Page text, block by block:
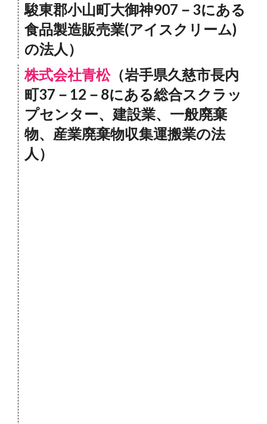
駿東郡小山町大御神907－3にある
食品製造販売業(アイスクリーム)
の法人）
株式会社青松（岩手県久慈市長内
町37－12－8にある総合スクラッ
プセンター、建設業、一般廃棄
物、産業廃棄物収集運搬業の法
人）